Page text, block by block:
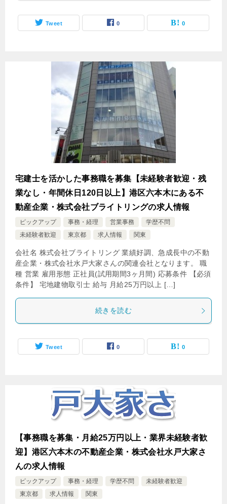
Tweet 0 0
宅建士を活かした事務職を募集【未経験者歓迎・残
業なし・年間休日120日以上】港区六本木にある不
動産企業・株式会社ブライトリングの求人情報
ピックアップ 事務・経理 営業事務
学歴不問
未経験者歓迎
東京都 求人情報 関東
会社名 株式会社ブライトリング 業績好調、急成長中の不動
産企業・株式会社水戸大家さんの関連会社となります。 職
種 営業 雇用形態 正社員(試用期間3ヶ月間) 応募条件 【必須
条件】 宅地建物取引士 給与 月給25万円以上 […]
続きを読む
Tweet 0 0
【事務職を募集・月給25万円以上・業界未経験者歓
迎】港区六本木の不動産企業・株式会社水戸大家さ
んの求人情報
ピックアップ 事務・経理 学歴不問
未経験者歓迎
東京都
求人情報 関東